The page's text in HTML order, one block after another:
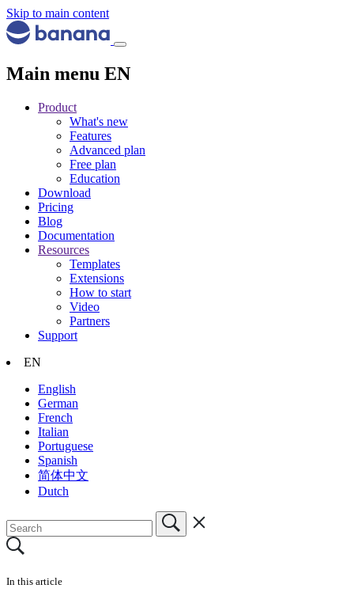
Skip to main content
Main menu EN
Product
What's new
Features
Advanced plan
Free plan
Education
Download
Pricing
Blog
Documentation
Resources
Templates
Extensions
How to start
Video
Partners
Support
EN
English
German
French
Italian
Portuguese
Spanish
简体中文
Dutch
In this article